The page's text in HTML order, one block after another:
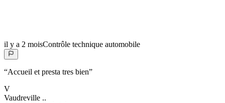
il y a 2 moisContrôle technique automobile
“Accueil et presta tres bien”
V
Vaudreville ..